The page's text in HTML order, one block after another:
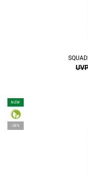
NEW
-38%